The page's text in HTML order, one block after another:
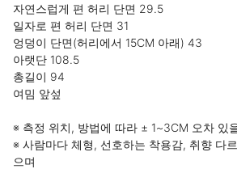
자연스럽게 편 허리 단면 29.5
일자로 편 허리 단면 31
엉덩이 단면(허리에서 15CM 아래) 43
아랫단 108.5
총길이 94
여밈 앞섶
※ 측정 위치, 방법에 따라 ± 1~3CM 오차 있
※ 사람마다 체형, 선호하는 착용감, 취향 다
으며